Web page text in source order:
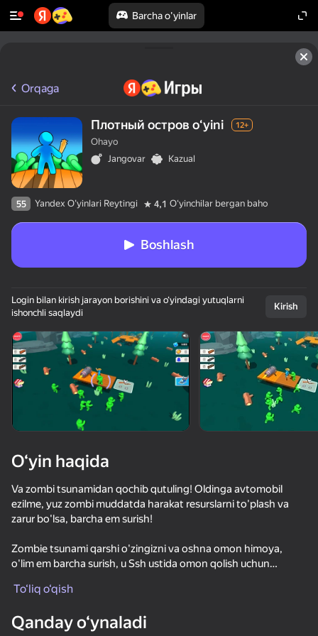
Barcha o'yinlar
hatto «o‘ynamaydigan» odamlar ham
Рисуй и Прячься
Я Монстр!
Orqaga
Плотный остров oʻyini 12+
Ohayo
Jangovar
Kazual
55 Yandex O'yinlari Reytingi 4,1 Oʻyinchilar bergan baho
Boshlash
Login bilan kirish jarayon borishini va o‘yindagi yutuqlarni
ishonchli saqlaydi
Kirish
O‘yin haqida
Va zombi tsunamidan qochib qutuling! Oldinga avtomobil
ezilme, yuz zombi muddatda harakat resurslarni to'plash va
zarur bo'lsa, barcha em surish!
Zombie tsunami qarshi o'zingizni va oshna omon himoya,
o'lim em barcha surish, u Ssh ustida omon qolish uchun
shuning uchun hamma bilan kurashing, bu urushda g'alaba
kerak emas!!
To‘liq o‘qish
Qanday o‘ynaladi